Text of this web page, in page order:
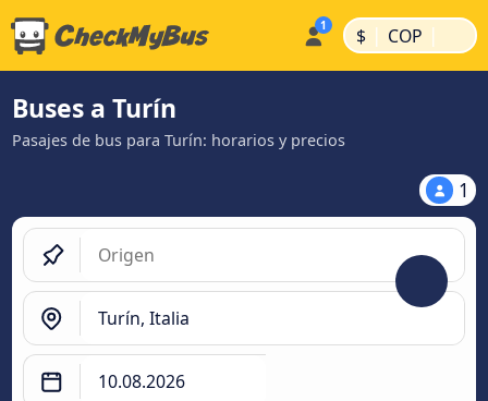
$ | COP |
Buses a Turín
Pasajes de bus para Turín: horarios y precios
1